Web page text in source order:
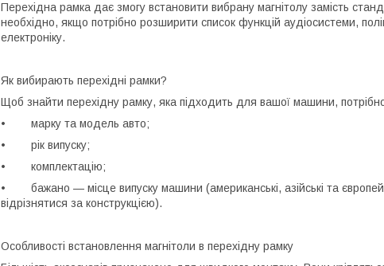
Перехідна рамка дає змогу встановити вибрану магнітолу замість
необхідно, якщо потрібно розширити список функцій аудіосистеми,
електроніку.
Як вибирають перехідні рамки?
Щоб знайти перехідну рамку, яка підходить для вашої машини,
• марку та модель авто;
• рік випуску;
• комплектацію;
• бажано — місце випуску машини (американські, азійські та
відрізнятися за конструкцією).
Особливості встановлення магнітоли в перехідну рамку